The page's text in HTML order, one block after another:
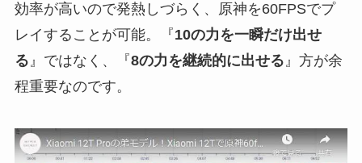
効率が高いので発熱しづらく、原神を60FPSでプ
レイすることが可能。『10の力を一瞬だけ出せ
る』ではなく、『8の力を継続的に出せる』方が余
程重要なのです。